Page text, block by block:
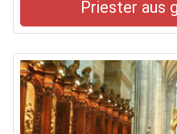
Priester aus